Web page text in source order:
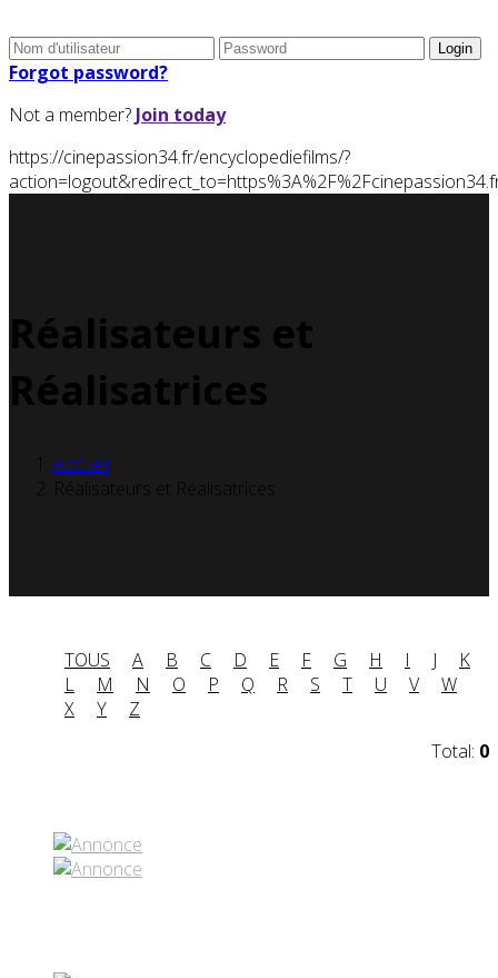
Forgot password?
Not a member? Join today
https://cinepassion34.fr/encyclopediefilms/?
Réalisateurs et
Réalisatrices
Accueil
Réalisateurs et Réalisatrices
TOUS A B C D E F G H I J
K
L
M N O P Q R S T U V
W
X
Y
Z
Total: 0